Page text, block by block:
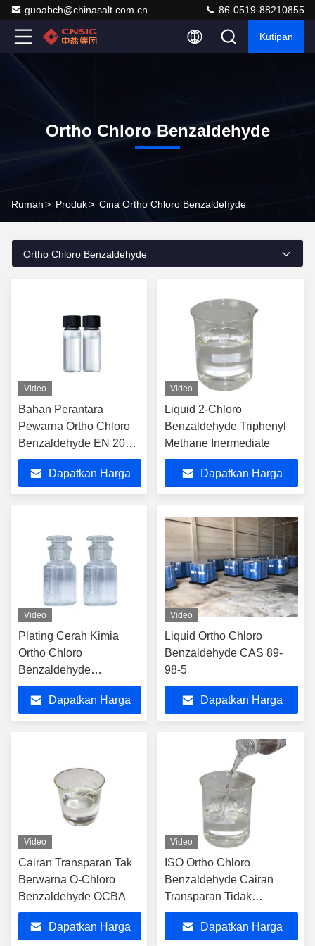
guoabch@chinasalt.com.cn 86-0519-88210855
Kutipan
Ortho Chloro Benzaldehyde
Rumah> Produk> Cina Ortho Chloro Benzaldehyde
Ortho Chloro Benzaldehyde
Video
Bahan Perantara
Pewarna Ortho Chloro
Benzaldehyde EN 201-
956-3
Dapatkan Harga
Video
Liquid 2-Chloro
Benzaldehyde Triphenyl
Methane Inermediate
Dapatkan Harga
Video
Plating Cerah Kimia
Ortho Chloro
Benzaldehyde
ISO45001
Dapatkan Harga
Video
Liquid Ortho Chloro
Benzaldehyde CAS 89-
98-5
Dapatkan Harga
Video
Cairan Transparan Tak
Berwarna O-Chloro
Benzaldehyde OCBA
Dapatkan Harga
Video
ISO Ortho Chloro
Benzaldehyde Cairan
Transparan Tidak
Berwarna
Dapatkan Harga